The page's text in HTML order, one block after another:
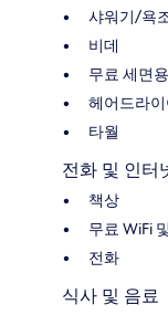
샤워기/욕
비데
무료 세면
헤어드라이
타월
전화 및 인터
책상
무료 WiFi
전화
식사 및 음료